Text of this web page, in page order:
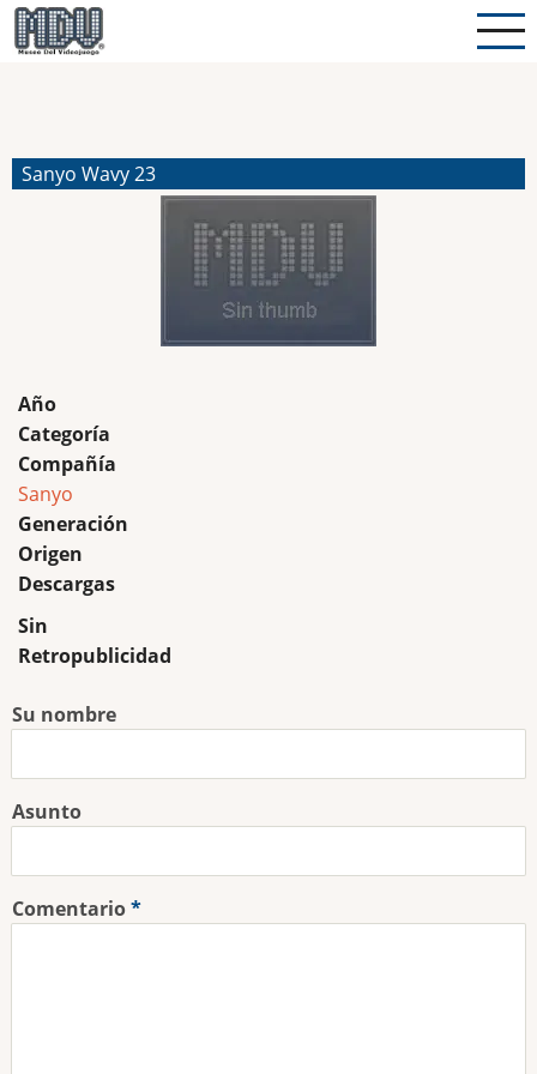
Pasar
al
Sanyo Wavy 23
Año
Categoría
Compañía
Sanyo
Generación
Origen
Descargas
Sin
Retropublicidad
Su nombre
Asunto
Comentario